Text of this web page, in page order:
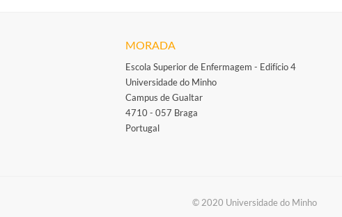
MORADA
Escola Superior de Enfermagem - Edifício 4
Universidade do Minho
Campus de Gualtar
4710 - 057 Braga
Portugal
​​© 2020 Universidade do Minho​​​​​​​​